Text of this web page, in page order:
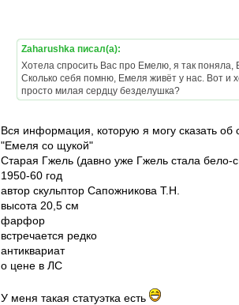
Zaharushka писал(а):
Хотела спросить Вас про Емелю, я так
Сколько себя помню, Емеля живёт у нас. Вот и
просто милая сердцу безделушка?
Вся информация, которую я могу сказать об
"Емеля со щукой"
Старая Гжель (давно уже Гжель стала бело-
1950-60 год
автор скульптор Сапожникова Т.Н.
высота 20,5 см
фарфор
встречается редко
антиквариат
о цене в ЛС
У меня такая статуэтка есть